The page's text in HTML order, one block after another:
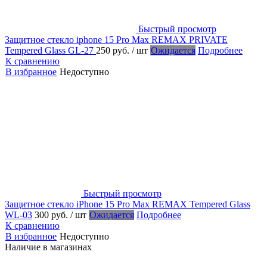
Быстрый просмотр
Защитное стекло iphone 15 Pro Max REMAX PRIVATE
Tempered Glass GL-27 250 руб. / шт Ожидается Подробнее
К сравнению
В избранное Недоступно
Быстрый просмотр
Защитное стекло iPhone 15 Pro Max REMAX Tempered Glass
WL-03 300 руб. / шт Ожидается Подробнее
К сравнению
В избранное Недоступно
Наличие в магазинах